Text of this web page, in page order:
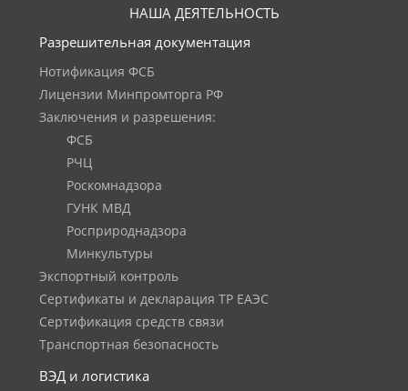
НАША ДЕЯТЕЛЬНОСТЬ
Разрешительная документация
Нотификация ФСБ
Лицензии Минпромторга РФ
Заключения и разрешения:
ФСБ
РЧЦ
Роскомнадзора
ГУНК МВД
Росприроднадзора
Минкультуры
Экспортный контроль
Сертификаты и декларация ТР ЕАЭС
Сертификация средств связи
Транспортная безопасность
ВЭД и логистика